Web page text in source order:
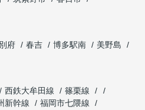
別府 春吉 博多駅南
美野島
西鉄大牟田線
篠栗線
新幹線
福岡市七隈線